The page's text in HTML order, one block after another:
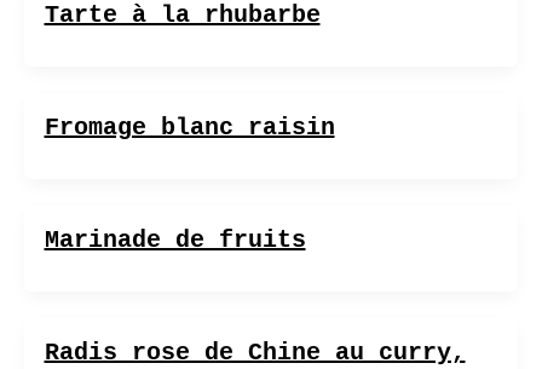
Tarte à la rhubarbe
Fromage blanc raisin
Marinade de fruits
Radis rose de Chine au curry,